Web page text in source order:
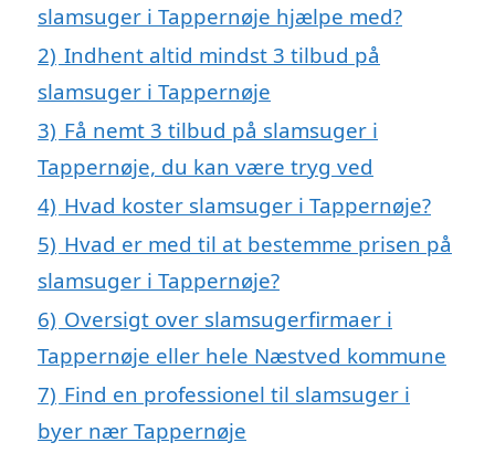
slamsuger i Tappernøje hjælpe med?
2) Indhent altid mindst 3 tilbud på
slamsuger i Tappernøje
3) Få nemt 3 tilbud på slamsuger i
Tappernøje, du kan være tryg ved
4) Hvad koster slamsuger i Tappernøje?
5) Hvad er med til at bestemme prisen på
slamsuger i Tappernøje?
6) Oversigt over slamsugerfirmaer i
Tappernøje eller hele Næstved kommune
7) Find en professionel til slamsuger i
byer nær Tappernøje